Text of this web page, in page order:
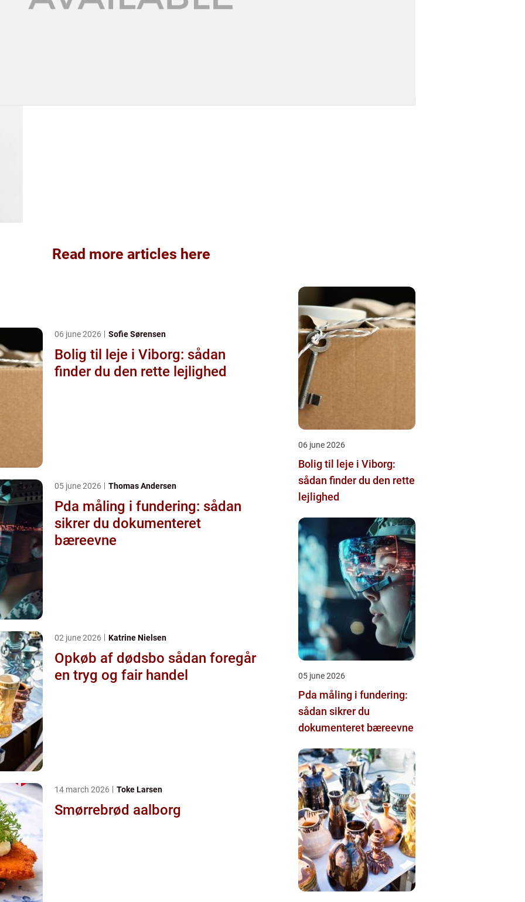
Read more articles here
06 june 2026 Sofie Sørensen
Bolig til leje i Viborg: sådan
finder du den rette lejlighed
05 june 2026 Thomas Andersen
Pda måling i fundering: sådan
sikrer du dokumenteret
bæreevne
02 june 2026 Katrine Nielsen
Opkøb af dødsbo sådan foregår
en tryg og fair handel
14 march 2026 Toke Larsen
Smørrebrød aalborg
06 june 2026
Bolig til leje i Viborg:
sådan finder du den rette
lejlighed
05 june 2026
Pda måling i fundering:
sådan sikrer du
dokumenteret bæreevne